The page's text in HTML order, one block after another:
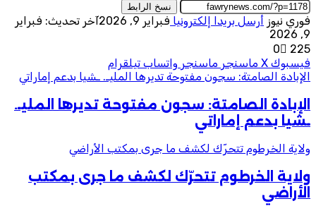
نسخ الرابط
فوري نيوز أرسل بريدا إلكترونيا فبراير 9, 2026
آخر تحديث: فبراير
9, 2026
0
225
فيسبوك ‫X ماسنجر ماسنجر واتساب تيلقرام
الإبادة الصامتة: سجون مفتوحة تديرها المليـ. ـشيا بدعم إماراتي
الإبادة الصامتة: سجون مفتوحة تديرها المليـ.
ـشيا بدعم إماراتي
ولاية الخرطوم تتحرّك لكشف ما جرى بمكتب الأراضي
ولاية الخرطوم تتحرّك لكشف ما جرى بمكتب
الأراضي